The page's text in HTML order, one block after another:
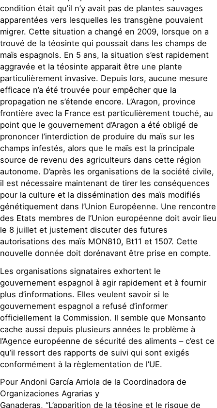
condition était qu’il n’y avait pas de plantes sauvages
apparentées vers lesquelles les transgène pouvaient
migrer. Cette situation a changé en 2009, lorsque on a
trouvé de la téosinte qui poussait dans les champs de
maïs espagnols. En 5 ans, la situation s’est rapidement
aggravée et la téosinte apparait être une plante
particulièrement invasive. Depuis lors, aucune mesure
efficace n’a été trouvée pour empêcher que la
propagation ne s’étende encore. L’Aragon, province
frontière avec la France est particulièrement touché, au
point que le gouvernement d’Aragon a été obligé de
prononcer l’interdiction de produire du maïs sur les
champs infestés, alors que le maïs est la principale
source de revenu des agriculteurs dans cette région
autonome. D’après les organisations de la société civile,
il est nécessaire maintenant de tirer les conséquences
pour la culture et la dissémination des maïs modifiés
génétiquement dans l’Union Européenne. Une rencontre
des Etats membres de l’Union européenne doit avoir lieu
le 8 juillet et justement discuter des futures
autorisations des maïs MON810, Bt11 et 1507. Cette
nouvelle donnée doit dorénavant être prise en compte.
Les organisations signataires exhortent le
gouvernement espagnol à agir rapidement et à fournir
plus d’informations. Elles veulent savoir si le
gouvernement espagnol a refusé d’informer
officiellement la Commission. Il semble que Monsanto
cache aussi depuis plusieurs années le problème à
l’Agence européenne de sécurité des aliments – c’est ce
qu’il ressort des rapports de suivi qui sont exigés
conformément à la règlementation de l’UE.
Pour Andoni García Arriola de la Coordinadora de
Organizaciones Agrarias y
Ganaderas, “L’apparition de la téosine et le risque de